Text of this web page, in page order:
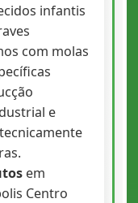
infantis
com molas
e
em
Centro